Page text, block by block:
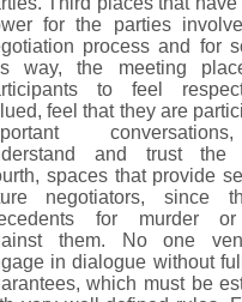
for the parties
process and for
way, the meeting
to feel
feel that they are
and trust the
spaces that provide
negotiators, since
for murder
them. No one
in dialogue without
which must be